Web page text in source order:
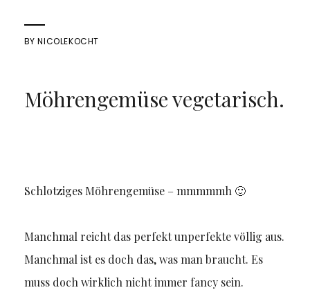
BYNICOLEKOCHT
Möhrengemüse vegetarisch.
Schlotziges Möhrengemüse – mmmmmh 🙂
Manchmal reicht das perfekt unperfekte völlig aus.
Manchmal ist es doch das, was man braucht. Es
muss doch wirklich nicht immer fancy sein.